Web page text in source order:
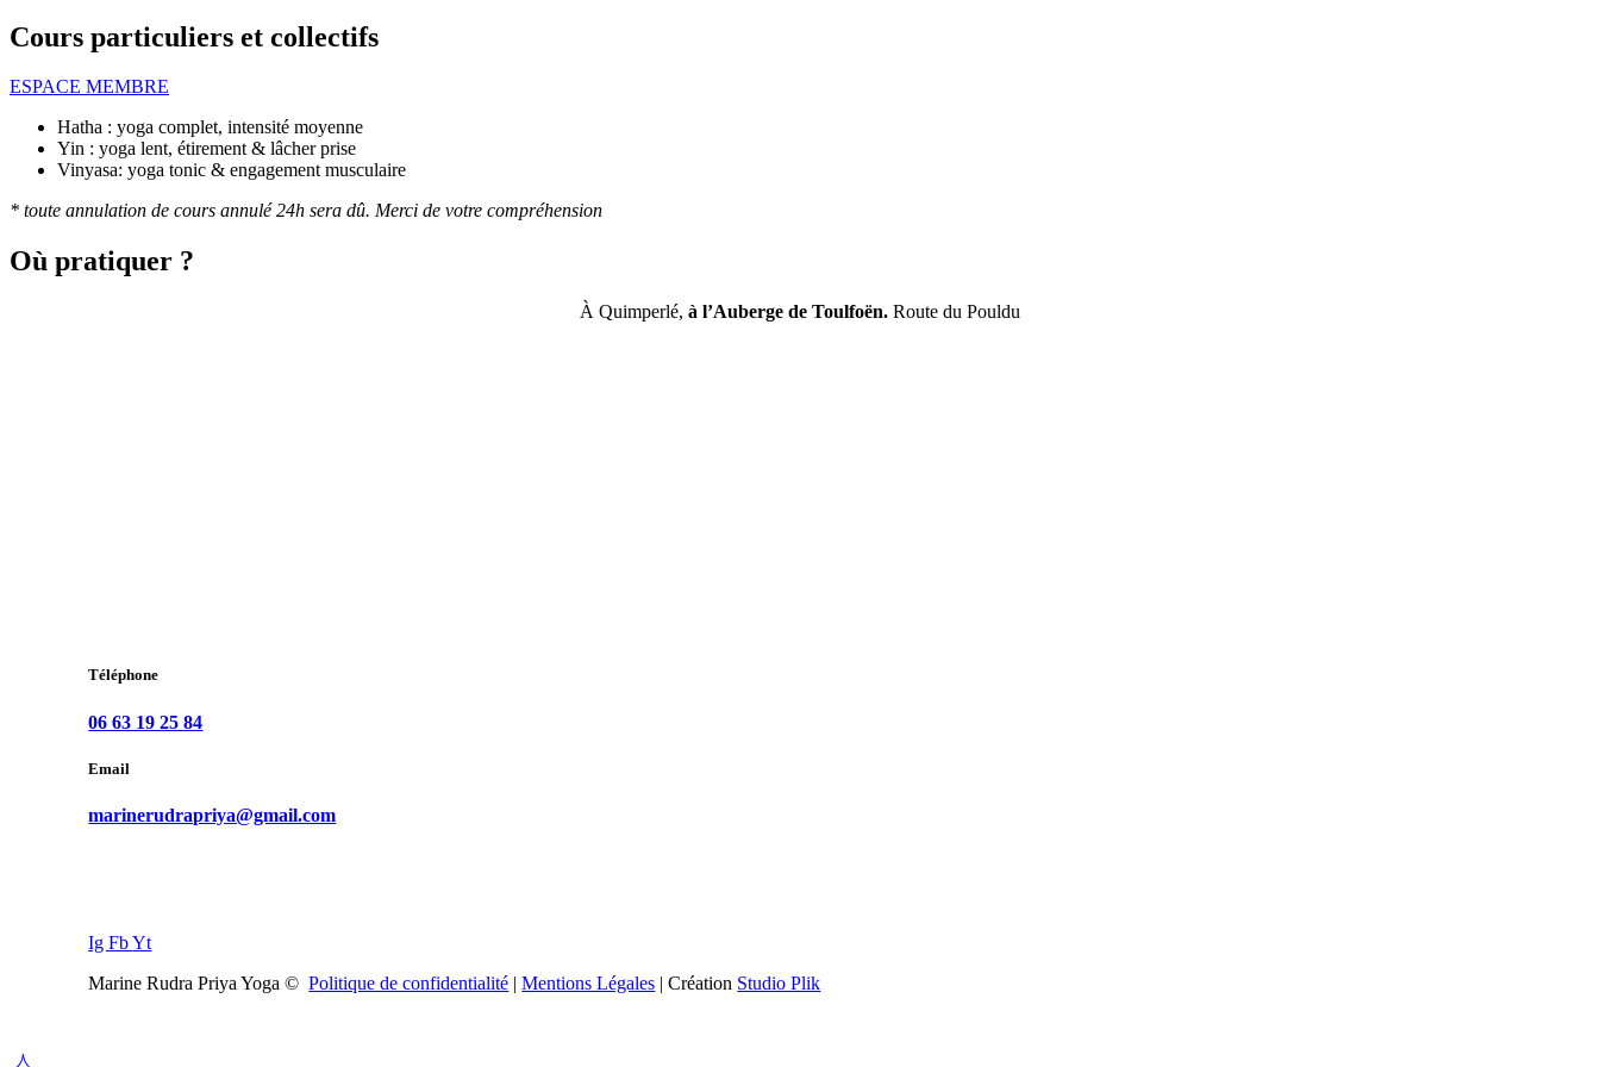
Cours particuliers et collectifs
ESPACE MEMBRE
Hatha : yoga complet, intensité moyenne
Yin : yoga lent, étirement & lâcher prise
Vinyasa: yoga tonic & engagement musculaire
* toute annulation de cours annulé 24h sera dû. Merci de votre compréhension
Où pratiquer ?
À Quimperlé, à l’Auberge de Toulfoën. Route du Pouldu
Téléphone
06 63 19 25 84
Email
marinerudrapriya@gmail.com
IgFbYt
Marine Rudra Priya Yoga ©Politique de confidentialité |Mentions Légales | Création Studio Plik